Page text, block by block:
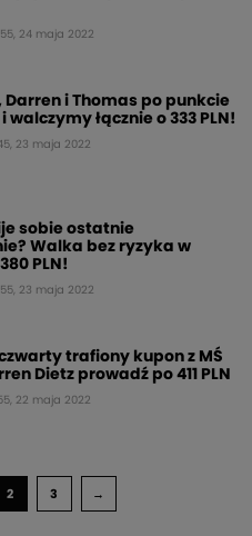
24 maja 2022
Darren i Thomas po punkcie
łącznie o 333 PLN!
23 maja 2022
sobie ostatnie
Walka bez ryzyka w
PLN!
23 maja 2022
trafiony kupon z MŚ
Dietz prowadź po 411 PLN
22 maja 2022
2 3 →